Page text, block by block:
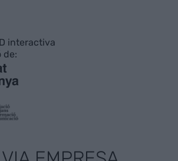
interactiva
de: